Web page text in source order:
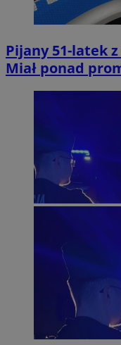
Pijany 51-latek
Miał ponad